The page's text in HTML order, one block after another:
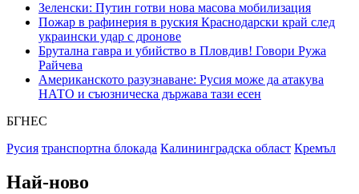
Зеленски: Путин готви нова масова мобилизация
Пожар в рафинерия в руския Краснодарски край след
украински удар с дронове
Брутална гавра и убийство в Пловдив! Говори Ружа
Райчева
Американското разузнаване: Русия може да атакува
НАТО и съюзническа държава тази есен
БГНЕС
Русия транспортна блокада Калининградска област Кремъл
Най-ново